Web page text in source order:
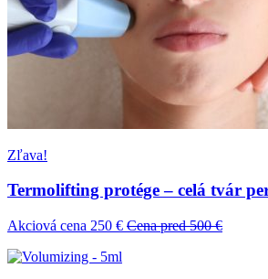
Zľava!
Termolifting protége – celá tvár
Akciová cena 250 € Cena pred 500 €